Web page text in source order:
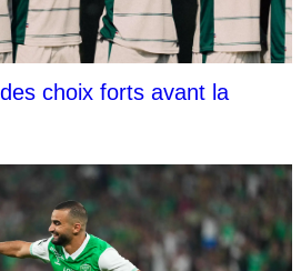
choix forts avant la